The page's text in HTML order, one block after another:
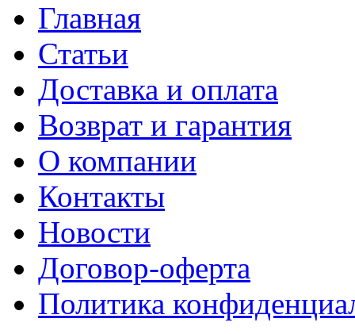
Главная
Статьи
Доставка и оплата
Возврат и гарантия
О компании
Контакты
Новости
Договор-оферта
Политика